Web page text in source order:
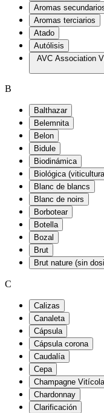
Aromas
Aromas terciarios
Atado
Autólisis
AVC Association Viticole Champenoise (Asociación Vitícola de
B
Balthazar
Belemnita
Belon
Bidule
Biodinámica
Biológica
Blanc de blancs
Blanc de noirs
Borbotear
Botella
Bozal
Brut
Brut nature (sin
C
Calizas
Canaleta
Cápsula
Cápsula corona
Caudalía
Cepa
Champagne Vitícola
Chardonnay
Clarificación